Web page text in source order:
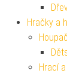
Hračky a
Hrací